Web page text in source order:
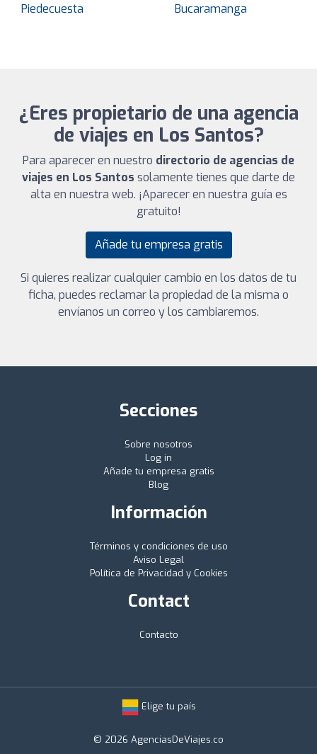
Piedecuesta
Bucaramanga
¿Eres propietario de una agencia
de viajes en Los Santos?
Para aparecer en nuestro directorio de agencias de
viajes en Los Santos solamente tienes que darte de
alta en nuestra web. ¡Aparecer en nuestra guía es
gratuito!
Añade tu empresa gratis
Si quieres realizar cualquier cambio en los datos de tu
ficha, puedes reclamar la propiedad de la misma o
envíanos un correo y los cambiaremos.
Secciones
Sobre nosotros
Log in
Añade tu empresa gratis
Blog
Información
Términos y condiciones de uso
Aviso Legal
Política de Privacidad y Cookies
Contact
Contacto
Elige tu país
© 2026 AgenciasDeViajes.co